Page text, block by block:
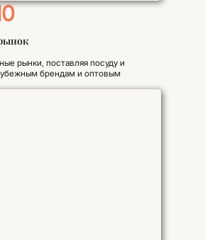
рынки, поставляя посуду и
брендам и оптовым